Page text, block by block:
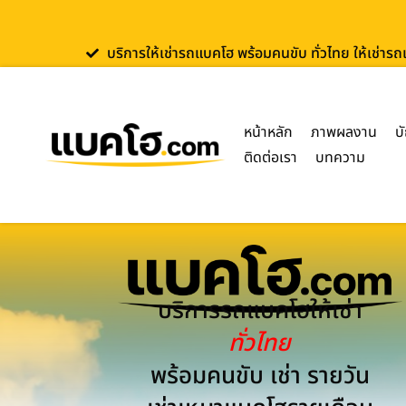
บริการให้เช่ารถแบคโฮ พร้อมคนขับ ทั่วไทย ให้เช่า
หน้าหลัก ภาพผลงาน
ติดต่อเรา
บทความ
บริการรถแบคโฮให้เช่า
ทั่วไทย
พร้อมคนขับ เช่า รายวัน